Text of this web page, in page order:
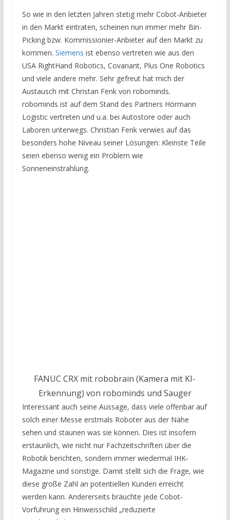
So wie in den letzten Jahren stetig mehr Cobot-Anbieter
in den Markt eintraten, scheinen nun immer mehr Bin-
Picking bzw. Kommissionier-Anbieter auf den Markt zu
kommen. Siemens ist ebenso vertreten wie aus den
USA RightHand Robotics, Covariant, Plus One Robotics
und viele andere mehr. Sehr gefreut hat mich der
Austausch mit Christan Fenk von robominds.
robominds ist auf dem Stand des Partners Hörmann
Logistic vertreten und u.a. bei Autostore oder auch
Laboren unterwegs. Christian Fenk verwies auf das
besonders hohe Niveau seiner Lösungen: Kleinste Teile
seien ebenso wenig ein Problem wie
Sonneneinstrahlung.
FANUC CRX mit robobrain (Kamera mit KI-
Erkennung) von robominds und Sauger
Interessant auch seine Aussage, dass viele offenbar auf
solch einer Messe erstmals Roboter aus der Nähe
sehen und staunen was sie können. Dies ist insofern
erstaunlich, wie nicht nur Fachzeitschriften über die
Robotik berichten, sondern immer wiedermal IHK-
Magazine und sonstige. Damit stellt sich die Frage, wie
diese große Zahl an potentiellen Kunden erreicht
werden kann. Andererseits bräuchte jede Cobot-
Vorführung ein Hinweisschild „reduzierte